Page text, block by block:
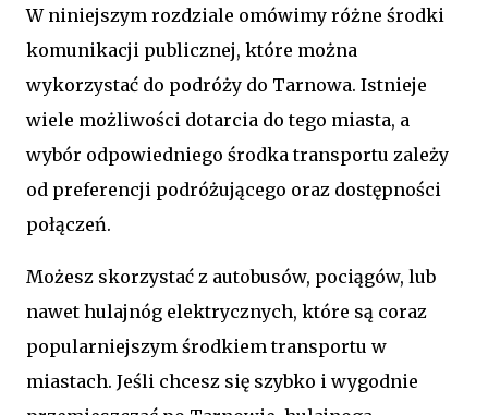
W niniejszym rozdziale omówimy różne środki
komunikacji publicznej, które można
wykorzystać do podróży do Tarnowa. Istnieje
wiele możliwości dotarcia do tego miasta, a
wybór odpowiedniego środka transportu zależy
od preferencji podróżującego oraz dostępności
połączeń.
Możesz skorzystać z autobusów, pociągów, lub
nawet hulajnóg elektrycznych, które są coraz
popularniejszym środkiem transportu w
miastach. Jeśli chcesz się szybko i wygodnie